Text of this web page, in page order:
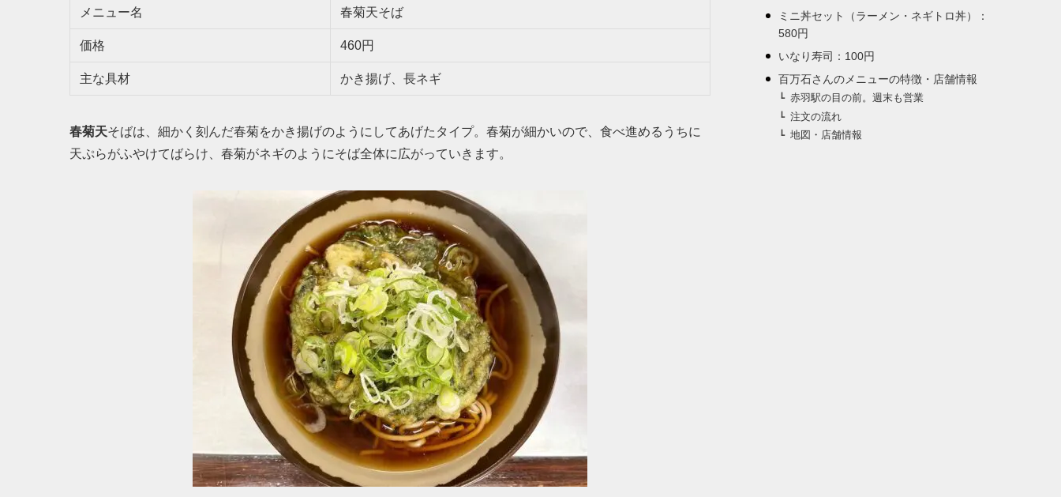
メニュー名 春菊天そば
価格 460円
主な具材 かき揚げ、長ネギ
春菊天そばは、細かく刻んだ春菊をかき揚げのようにしてあげたタイプ。春菊が細かいので、食べ進めるうちに
天ぷらがふやけてばらけ、春菊がネギのようにそば全体に広がっていきます。
ミニ丼セット（ラーメン・ネギトロ丼）：
580円
いなり寿司：100円
百万石さんのメニューの特徴・店舗情報
赤羽駅の目の前。週末も営業
注文の流れ
地図・店舗情報